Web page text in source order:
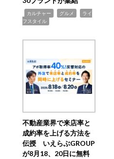
カルチャー グルメ
ライ
フスタイル
不動産業界で来店率と
成約率を上げる方法を
伝授 いえらぶGROUP
が8月18、20日に無料